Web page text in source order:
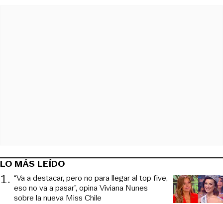
LO MÁS LEÍDO
1. “Va a destacar, pero no para llegar al top five,
eso no va a pasar”, opina Viviana Nunes
sobre la nueva Miss Chile